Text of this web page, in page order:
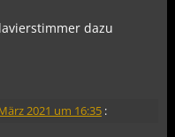
dazu
2021 um 16:35 :